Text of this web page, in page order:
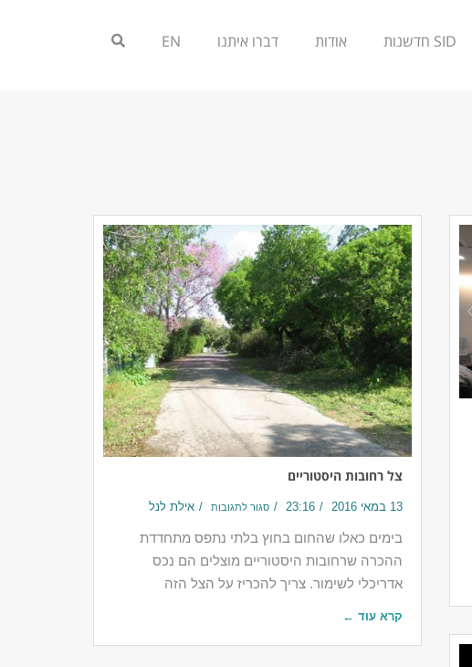
SID חדשנות אודות דברו איתנו EN
צל רחובות היסטוריים
13 במאי 2016 23:16 סגור לתגובות אילת לנל
בימים כאלו שהחום בחוץ בלתי נתפס מתחדדת
ההכרה שרחובות היסטוריים מוצלים הם נכס
אדריכלי לשימור. צריך להכריז על הצל הזה
קרא עוד ←